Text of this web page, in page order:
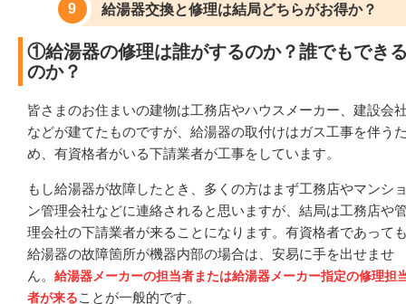
給湯器交換と修理は結局どちらがお得か？
①給湯器の修理は誰がするのか？誰でもでき
のか？
皆さまのお住まいの建物は工務店やハウスメーカー、建設会
などが建てたものですが、給湯器の取付けはガス工事を伴う
め、有資格者がいる下請業者が工事をしています。
もし給湯器が故障したとき、多くの方はまず工務店やマンシ
ン管理会社などに連絡されると思いますが、結局は工務店や
理会社の下請業者が来ることになります。有資格者であって
給湯器の故障箇所が機器内部の場合は、安易に手を出せませ
ん。 給湯器メーカーの担当者または給湯器メーカー指定の修理担
者が来ることが一般的です。